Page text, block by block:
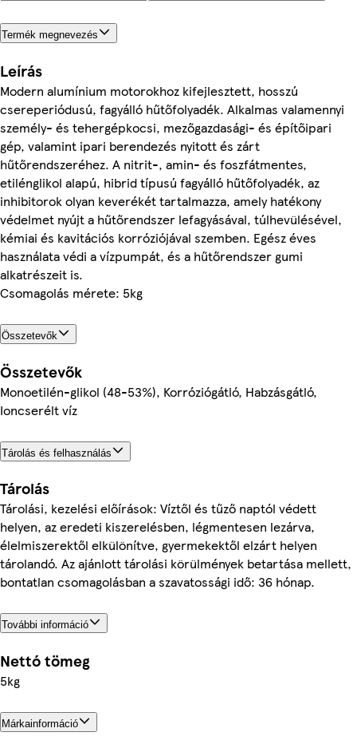
Termék megnevezés
Leírás
Modern alumínium motorokhoz kifejlesztett, hosszú
csereperiódusú, fagyálló hűtőfolyadék. Alkalmas valamennyi
személy- és tehergépkocsi, mezőgazdasági- és építőipari
gép, valamint ipari berendezés nyitott és zárt
hűtőrendszeréhez. A nitrit-, amin- és foszfátmentes,
etilénglikol alapú, hibrid típusú fagyálló hűtőfolyadék, az
inhibitorok olyan keverékét tartalmazza, amely hatékony
védelmet nyújt a hűtőrendszer lefagyásával, túlhevülésével,
kémiai és kavitációs korróziójával szemben. Egész éves
használata védi a vízpumpát, és a hűtőrendszer gumi
alkatrészeit is.
Csomagolás mérete: 5kg
Összetevők
Összetevők
Monoetilén-glikol (48-53%), Korróziógátló, Habzásgátló,
Ioncserélt víz
Tárolás és felhasználás
Tárolás
Tárolási, kezelési előírások: Víztől és tűző naptól védett
helyen, az eredeti kiszerelésben, légmentesen lezárva,
élelmiszerektől elkülönítve, gyermekektől elzárt helyen
tárolandó. Az ajánlott tárolási körülmények betartása mellett,
bontatlan csomagolásban a szavatossági idő: 36 hónap.
További információ
Nettó tömeg
5kg
Márkainformáció